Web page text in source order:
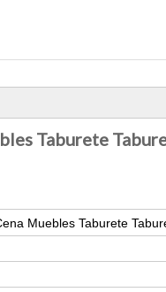
Taburete
Muebles Taburete